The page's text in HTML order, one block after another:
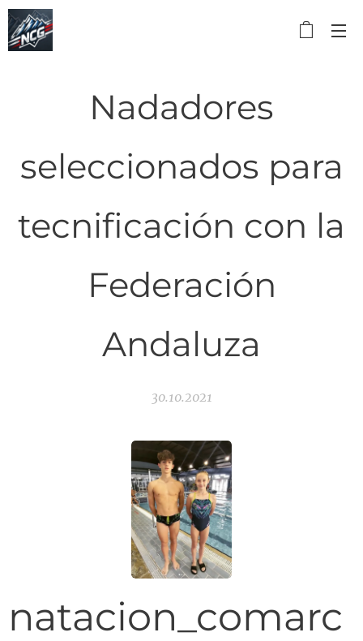
Nadadores
seleccionados para
tecnificación con la
Federación
Andaluza
30.10.2021
natacion_comarc